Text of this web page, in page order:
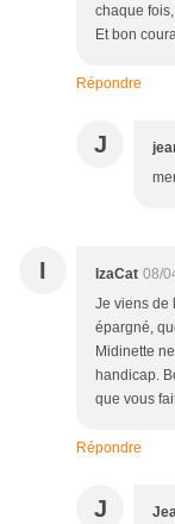
chaque
Et bon
Répondre
J
I IzaCat 08/
Je viens de
épargné,
Midinette
handicap.
que vous
Répondre
J